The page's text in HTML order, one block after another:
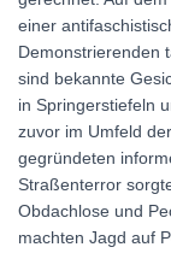
einer
Demonstrierenden
sind bekannte
in Springerstiefeln
zuvor im Umfeld
gegründeten
Straßenterror
Obdachlose und
machten Jagd auf